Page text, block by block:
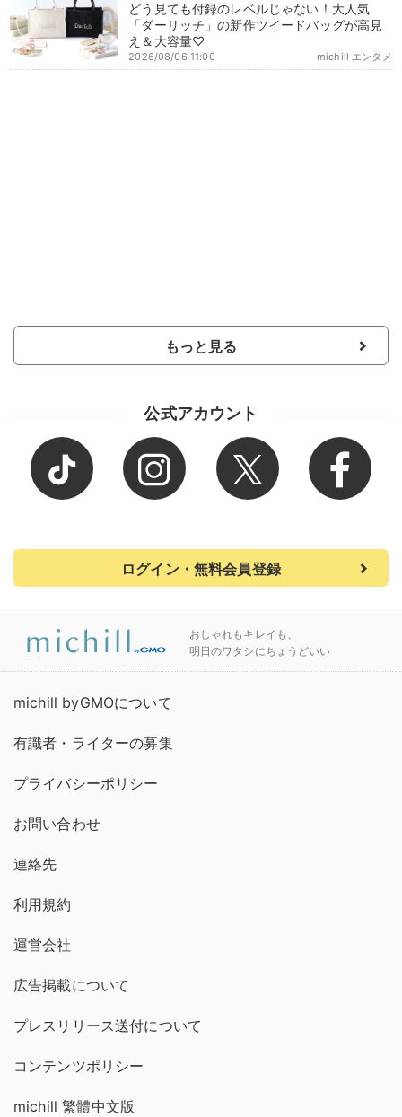
どう見ても付録のレベルじゃない！大人気
「ダーリッチ」の新作ツイードバッグが高見
え＆大容量♡
michill エンタメ
2026/08/06 11:00
もっと見る
公式アカウント
ログイン・無料会員登録
おしゃれもキレイも、
明日のワタシにちょうどいい
michill byGMOについて
有識者・ライターの募集
プライバシーポリシー
お問い合わせ
連絡先
利用規約
運営会社
広告掲載について
プレスリリース送付について
コンテンツポリシー
michill 繁體中文版